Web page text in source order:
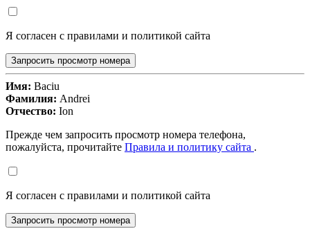
Я согласен с правилами и политикой сайта
Запросить просмотр номера
Имя: Baciu
Фамилия: Andrei
Отчество: Ion
Прежде чем запросить просмотр номера телефона,
пожалуйста, прочитайте Правила и политику сайта .
Я согласен с правилами и политикой сайта
Запросить просмотр номера